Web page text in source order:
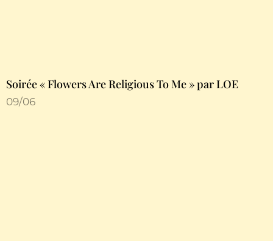
Soirée « Flowers Are Religious To Me » par LOE
09/06